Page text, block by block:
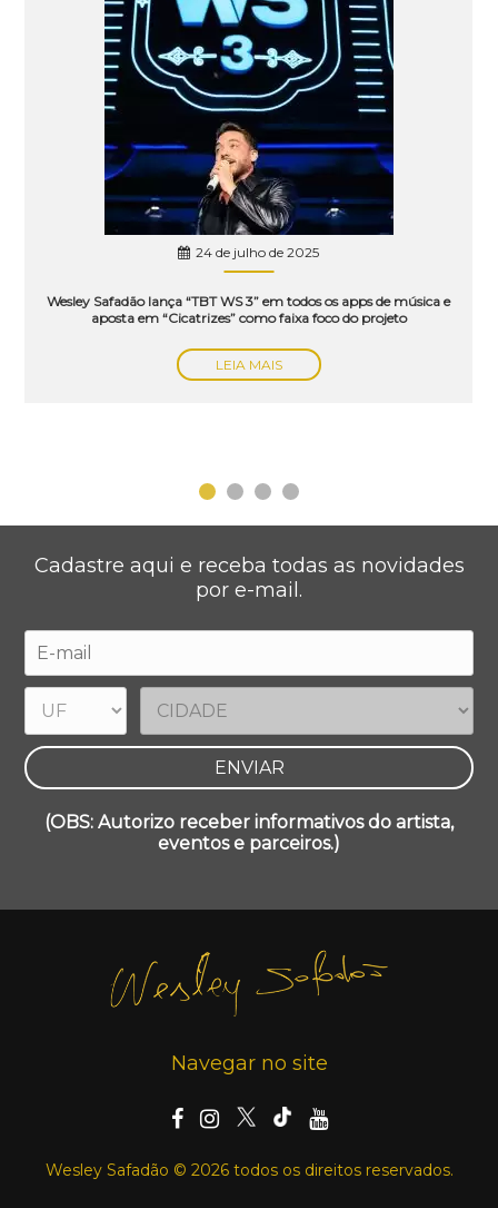
24 de julho de 2025
Wesley Safadão lança “TBT WS 3” em todos os apps de música e
aposta em “Cicatrizes” como faixa foco do projeto
LEIA MAIS
Cadastre aqui e receba todas as novidades
por e-mail.
(OBS: Autorizo receber informativos do artista,
eventos e parceiros.)
Navegar no site
Wesley Safadão © 2026 todos os direitos reservados.